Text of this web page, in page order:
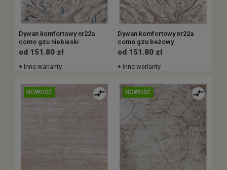
Dywan komfortowy nr22a
como gzu niebieski
od 151.80 zł
+ inne warianty
Dywan komfortowy nr22a
como gzu beżowy
od 151.80 zł
+ inne warianty
NOWOŚĆ NOWOŚĆ